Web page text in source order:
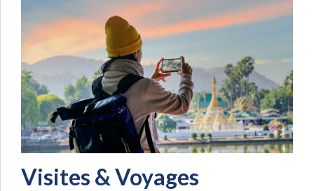
Visites & Voyages